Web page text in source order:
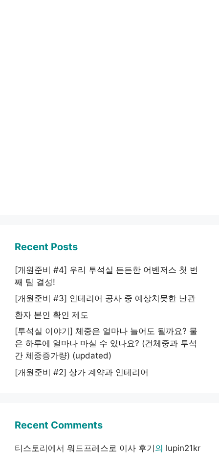
Recent Posts
[개원준비 #4] 우리 투석실 든든한 어벤저스 첫 번
째 팀 결성!
[개원준비 #3] 인테리어 공사 중 예상치못한 난관
환자 본인 확인 제도
[투석실 이야기] 체중은 얼마나 늘어도 될까요? 물
은 하루에 얼마나 마실 수 있나요? (건체중과 투석
간 체중증가량) (updated)
[개원준비 #2] 상가 계약과 인테리어
Recent Comments
티스토리에서 워드프레스로 이사 후기의 lupin21kr